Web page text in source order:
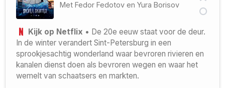
Met Fedor Fedotov en Yura Borisov
Kijk op Netflix • De 20e eeuw staat voor de deur.
In de winter verandert Sint-Petersburg in een
sprookjesachtig wonderland waar bevroren rivieren en
kanalen dienst doen als bevroren wegen en waar het
wemelt van schaatsers en markten.